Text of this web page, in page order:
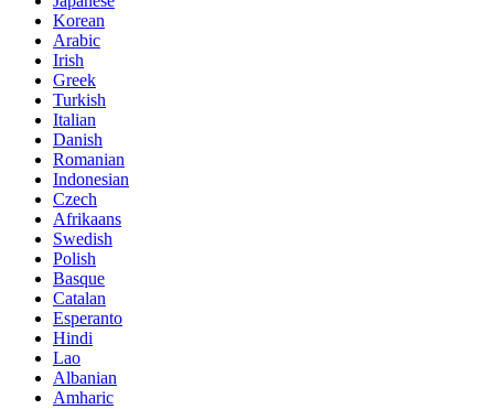
Korean
Arabic
Irish
Greek
Turkish
Italian
Danish
Romanian
Indonesian
Czech
Afrikaans
Swedish
Polish
Basque
Catalan
Esperanto
Hindi
Lao
Albanian
Amharic